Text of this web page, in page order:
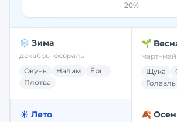
20%
❄️ Зима
декабрь–февраль
Окунь
Налим
Ёрш
Плотва
🌱
март–май
Щука
Голавль
☀️ Лето 🍂